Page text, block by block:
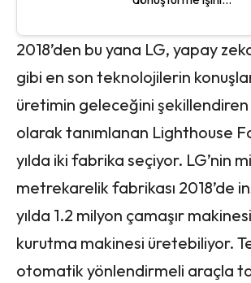
2018’den bu yana LG, yapay
gibi en son teknolojilerin
üretimin geleceğini
olarak tanımlanan Lighthouse
yılda iki fabrika seçiyor. LG’nin
metrekarelik fabrikası 2018’de
yılda 1.2 milyon çamaşır
kurutma makinesi üretebiliyor.
otomatik yönlendirmeli araçla